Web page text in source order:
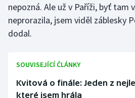
Ragby
Rychlobruslení
Rychlostní kanoistika
Short track
nepozná. Ale už v Paříži, byť tam
neprorazila, jsem viděl záblesky
dodal.
SOUVISEJÍCÍ ČLÁNKY
Kvitová o finále: Jeden z
které jsem hrála